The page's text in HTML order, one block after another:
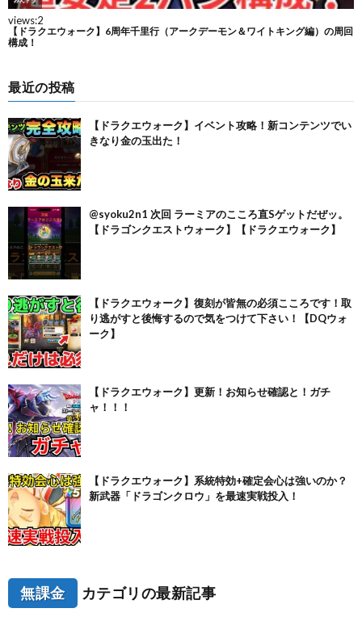
最近の投稿
【ドラクエウォーク】イベント攻略！新コンテンツでい
きなり金の玉出た！
@syoku2n1 次回 ラーミアのこころ直Sゲットだぜッ。
【ドラゴンクエストウォーク】【ドラクエウォーク】
【ドラクエウォーク】復刻が皆無の必須こころです！取
り逃がすと後悔するので気をつけて下さい！【DQウォ
ーク】
【ドラクエウォーク】更新！お知らせ確認と！ガチ
ャ！！！
【ドラクエウォーク】系統特効+確定会心は強いのか？
新武器「ドラゴンクロウ」を最速実戦投入！
無課金 カテゴリの最新記事